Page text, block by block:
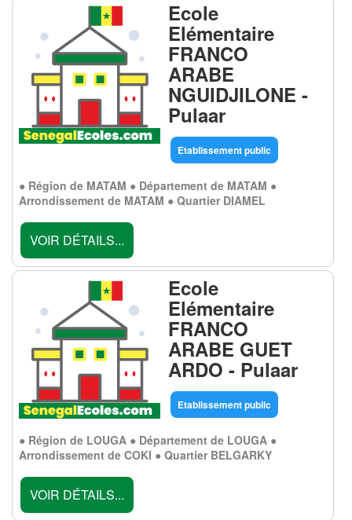
Ecole
Elémentaire
FRANCO
ARABE
NGUIDJILONE -
Pulaar
Etablissement public
● Région de MATAM ● Département de MATAM ●
Arrondissement de MATAM ● Quartier DIAMEL
VOIR DÉTAILS...
Ecole
Elémentaire
FRANCO
ARABE GUET
ARDO - Pulaar
Etablissement public
● Région de LOUGA ● Département de LOUGA ●
Arrondissement de COKI ● Quartier BELGARKY
VOIR DÉTAILS...